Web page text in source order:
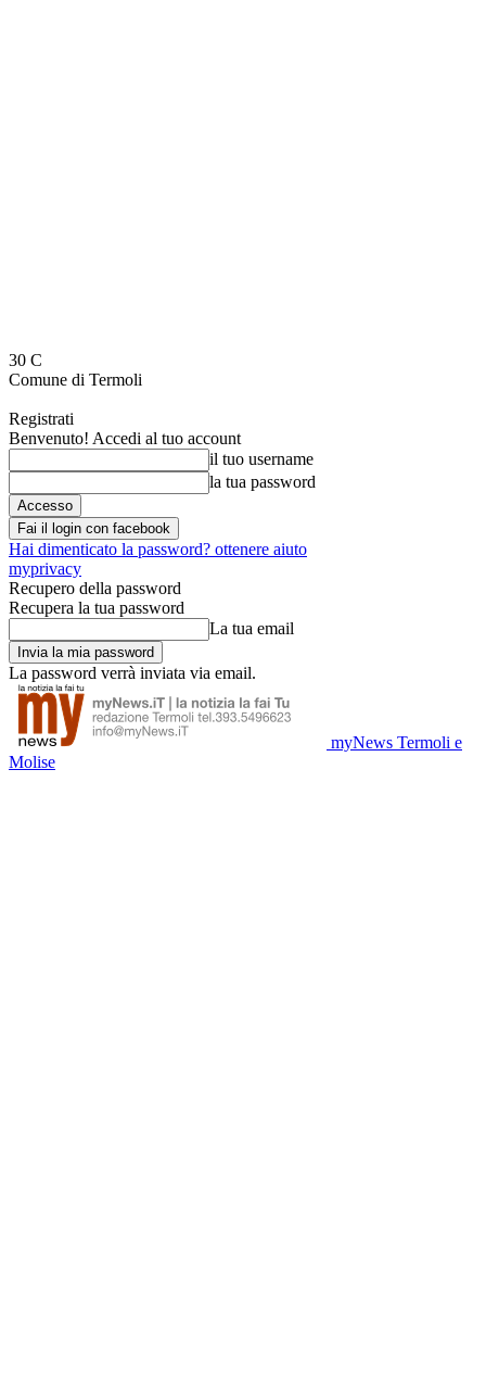
30 C
Comune di Termoli
Registrati
Benvenuto! Accedi al tuo account
il tuo username
la tua password
Fai il login con facebook
Hai dimenticato la password? ottenere aiuto
myprivacy
Recupero della password
Recupera la tua password
La tua email
La password verrà inviata via email.
myNews Termoli e
Molise